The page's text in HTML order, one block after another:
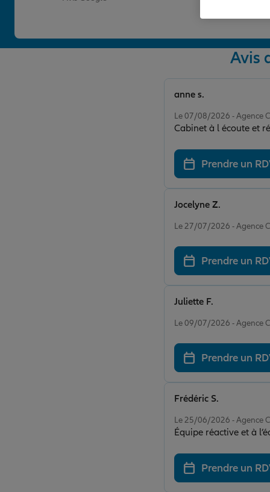
Avis
Le 07/08/2026 - Agence
Cabinet à l écoute et
anne s.
Prendre un
Le 27/07/2026 - Agence
Jocelyne Z.
Prendre un
Le 09/07/2026 - Agence
Juliette F.
Prendre un
Le 25/06/2026 - Agence
Équipe réactive et à
Frédéric S.
Prendre un